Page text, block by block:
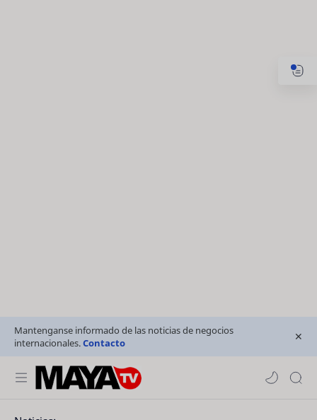
Mantenganse informado de las noticias de negocios
internacionales.Contacto